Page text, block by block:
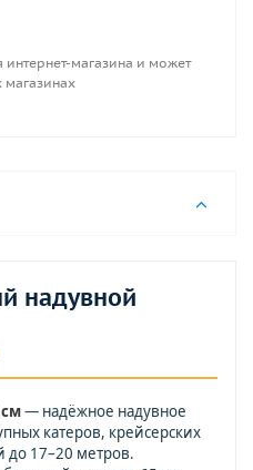
интернет-магазина и может
магазинах
надувной
— надёжное надувное
катеров, крейсерских
до 17–20 метров.